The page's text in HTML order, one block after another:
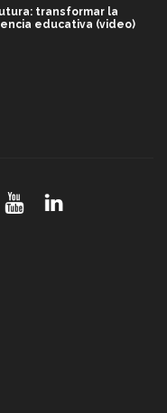
transformar la
educativa (video)
FIRST 2026! (video)